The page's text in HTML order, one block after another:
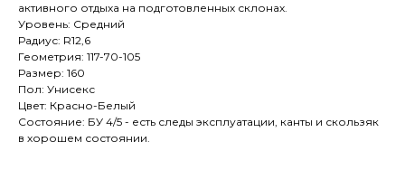
активного отдыха на подготовленных склонах.
Уровень: Средний
Радиус: R12,6
Геометрия: 117-70-105
Размер: 160
Пол: Унисекс
Цвет: Красно-Белый
Состояние: БУ 4/5 - есть следы эксплуатации, канты и скользяк
в хорошем состоянии.